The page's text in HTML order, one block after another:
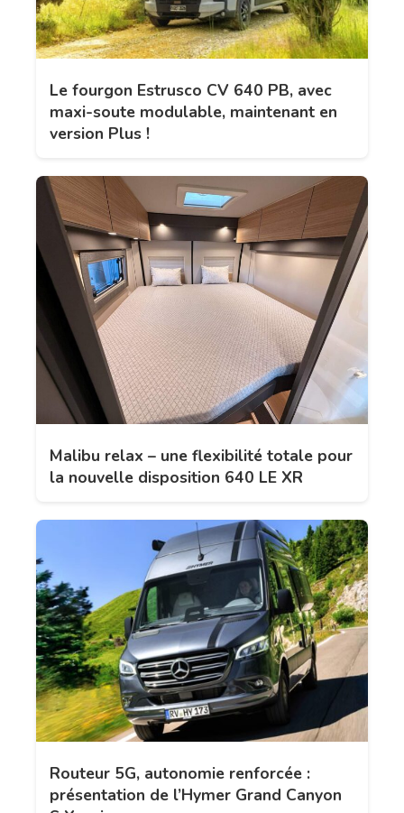
Le fourgon Estrusco CV 640 PB, avec
maxi-soute modulable, maintenant en
version Plus !
Malibu relax – une flexibilité totale pour
la nouvelle disposition 640 LE XR
Routeur 5G, autonomie renforcée :
présentation de l’Hymer Grand Canyon